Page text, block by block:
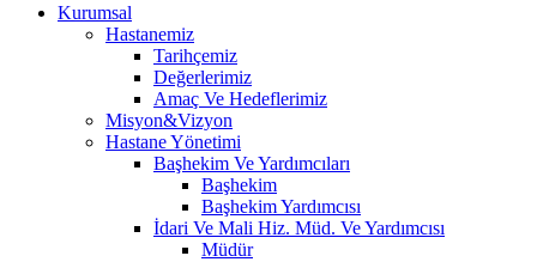
Kurumsal
Hastanemiz
Tarihçemiz
Değerlerimiz
Amaç Ve Hedeflerimiz
Misyon&Vizyon
Hastane Yönetimi
Başhekim Ve Yardımcıları
Başhekim
Başhekim Yardımcısı
İdari Ve Mali Hiz. Müd. Ve Yardımcısı
Müdür